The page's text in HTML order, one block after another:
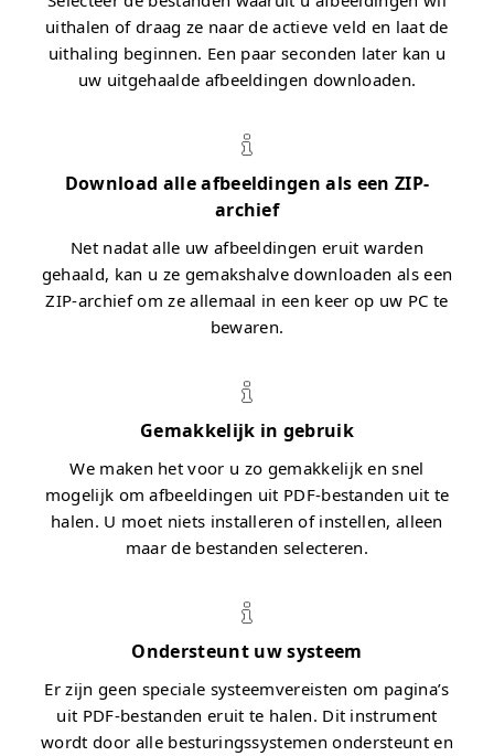
uithalen of draag ze naar de actieve veld en laat de
uithaling beginnen. Een paar seconden later kan u
uw uitgehaalde afbeeldingen downloaden.
Download alle afbeeldingen als een ZIP-
archief
Net nadat alle uw afbeeldingen eruit warden
gehaald, kan u ze gemakshalve downloaden als een
ZIP-archief om ze allemaal in een keer op uw PC te
bewaren.
Gemakkelijk in gebruik
We maken het voor u zo gemakkelijk en snel
mogelijk om afbeeldingen uit PDF-bestanden uit te
halen. U moet niets installeren of instellen, alleen
maar de bestanden selecteren.
Ondersteunt uw systeem
Er zijn geen speciale systeemvereisten om pagina’s
uit PDF-bestanden eruit te halen. Dit instrument
wordt door alle besturingssystemen ondersteunt en